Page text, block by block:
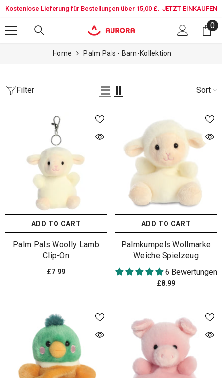
SKIP TO CONTENT
Kostenlose Lieferung für Bestellungen über 15,00 £. JETZT EINKAUFEN
00
Home Palm Pals - Barn-Kollektion
Filter Sort
ADD TO CART
Palm Pals Woolly Lamb
Clip-On
£7.99
ADD TO CART
Palmkumpels Wollmarke
Weiche Spielzeug
6 Bewertungen
£8.99